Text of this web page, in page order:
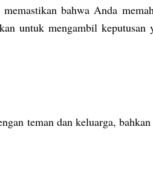
bahwa Anda
untuk mengambil keputusan
teman dan keluarga,